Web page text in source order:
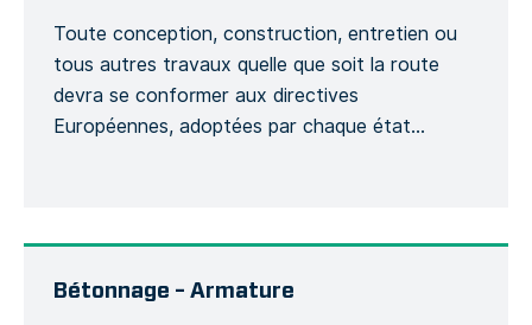
Toute conception, construction, entretien ou
tous autres travaux quelle que soit la route
devra se conformer aux directives
Européennes, adoptées par chaque état
la voirie, des classements du niveau de sécurité,
l’entretien du réseau routier ainsi […]
Bétonnage – Armature